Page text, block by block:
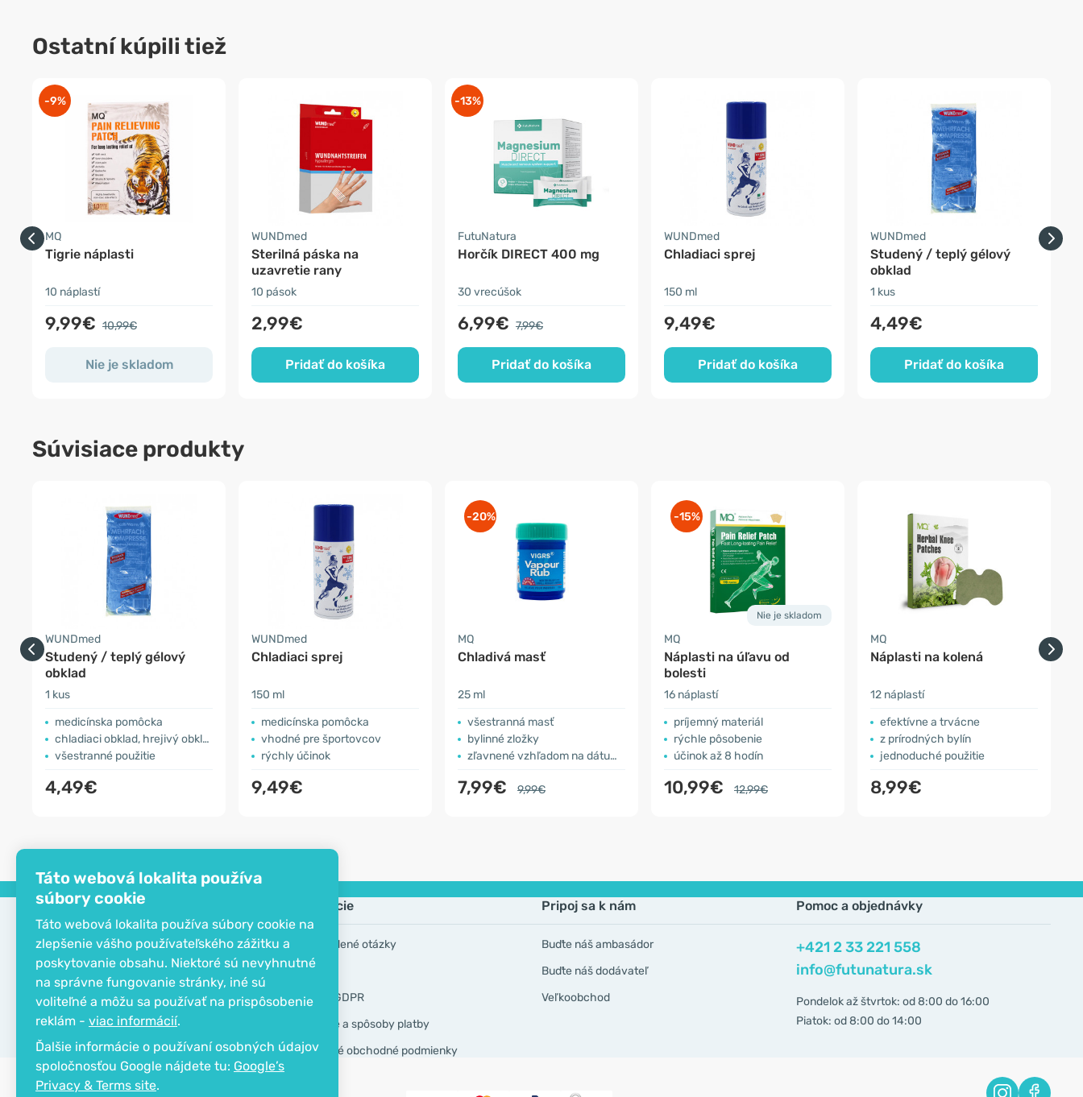
Táto webová lokalita používa
súbory cookie
Táto webová lokalita používa súbory cookie na
zlepšenie vášho používateľského zážitku a
poskytovanie obsahu. Niektoré sú nevyhnutné
na správne fungovanie stránky, iné sú
voliteľné a môžu sa používať na prispôsobenie
reklám - viac informácií.
Ďalšie informácie o používaní osobných údajov
spoločnosťou Google nájdete tu: Google’s
Privacy & Terms site.
Ostatní kúpili tiež
-9%
MQ
Tigrie náplasti
10 náplastí
9,99€ 10,99€
Nie je skladom
WUNDmed
Sterilná páska na
uzavretie rany
10 pások
2,99€
Pridať do košíka
-13%
FutuNatura
Horčík DIRECT 400 mg
30 vrecúšok
6,99€ 7,99€
Pridať do košíka
WUNDmed
Chladiaci sprej
150 ml
9,49€
Pridať do košíka
WUNDmed
Studený / teplý gélový
obklad
1 kus
4,49€
Pridať do košíka
Súvisiace produkty
WUNDmed
Studený / teplý gélový
obklad
1 kus
medicínska pomôcka
chladiaci obklad, hrejivý obklad
všestranné použitie
4,49€
WUNDmed
Chladiaci sprej
150 ml
medicínska pomôcka
vhodné pre športovcov
rýchly účinok
9,49€
-20%
MQ
Chladivá masť
25 ml
všestranná masť
bylinné zložky
zľavnené vzhľadom na dátum spotreby
7,99€ 9,99€
-15%
Nie je skladom
MQ
Náplasti na úľavu od
bolesti
16 náplastí
príjemný materiál
rýchle pôsobenie
účinok až 8 hodín
10,99€ 12,99€
MQ
Náplasti na kolená
12 náplastí
efektívne a trvácne
z prírodných bylín
jednoduché použitie
8,99€
Spoločnosť
EKO certifikát
Kontakt
O spoločnosti
Informácie
Často kladené otázky
Značky
Nástroje GDPR
Doručenie a spôsoby platby
Všeobecné obchodné podmienky
Pripoj sa k nám
Buďte náš ambasádor
Buďte náš dodávateľ
Veľkoobchod
Pomoc a objednávky
+421 2 33 221 558
info@futunatura.sk
Pondelok až štvrtok: od 8:00 do 16:00
Piatok: od 8:00 do 14:00